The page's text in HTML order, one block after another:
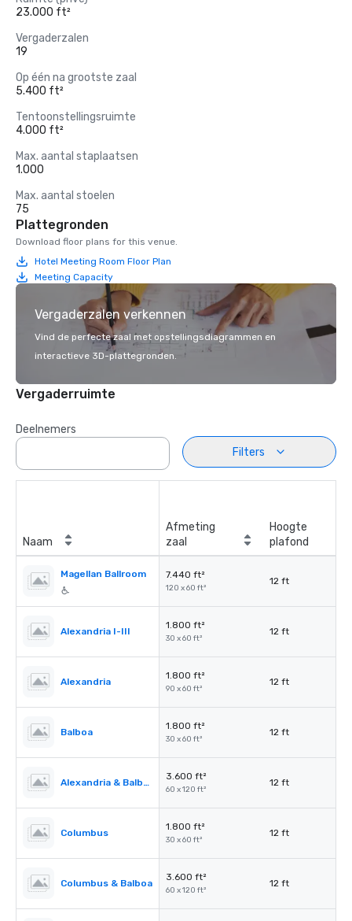
23.000 ft²
Vergaderzalen
19
Op één na grootste zaal
5.400 ft²
Tentoonstellingsruimte
4.000 ft²
Max. aantal staplaatsen
1.000
Max. aantal stoelen
75
Plattegronden
Download floor plans for this venue.
Hotel Meeting Room Floor Plan
Meeting Capacity
Vergaderzalen verkennen
Vind de perfecte zaal met opstellingsdiagrammen en
interactieve 3D-plattegronden.
Vergaderruimte
Deelnemers
Filters
Naam
Afmeting
zaal
Hoogte
plafond
Magellan Ballroom 7.440 ft²
120 x 60 ft²
12 ft
Alexandria I-III
1.800 ft²
30 x 60 ft²
12 ft
Alexandria
1.800 ft²
90 x 60 ft²
12 ft
Balboa
1.800 ft²
30 x 60 ft²
12 ft
Alexandria & Balboa
3.600 ft²
60 x 120 ft²
12 ft
Columbus
1.800 ft²
30 x 60 ft²
12 ft
Columbus & Balboa
3.600 ft²
60 x 120 ft²
12 ft